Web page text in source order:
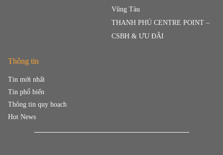
Vũng Tàu
THANH PHÚ CENTRE POINT –
CSBH & ƯU ĐÃI
Thông tin
Tin mới nhất
Tin phổ biến
Thông tin quy hoạch
Hot News